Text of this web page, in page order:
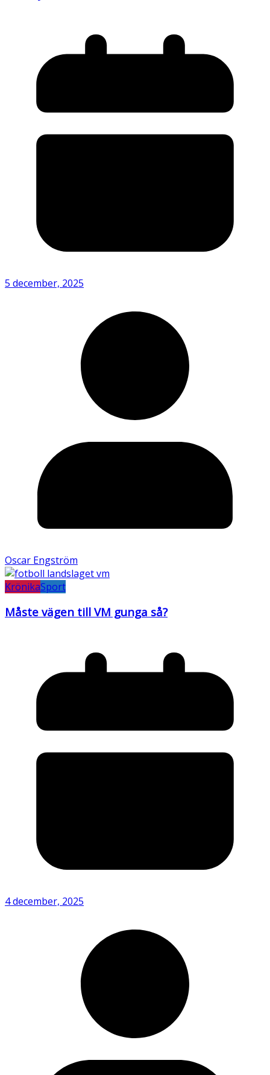
5 december, 2025
Oscar Engström
KrönikaSport
Måste vägen till VM gunga så?
4 december, 2025